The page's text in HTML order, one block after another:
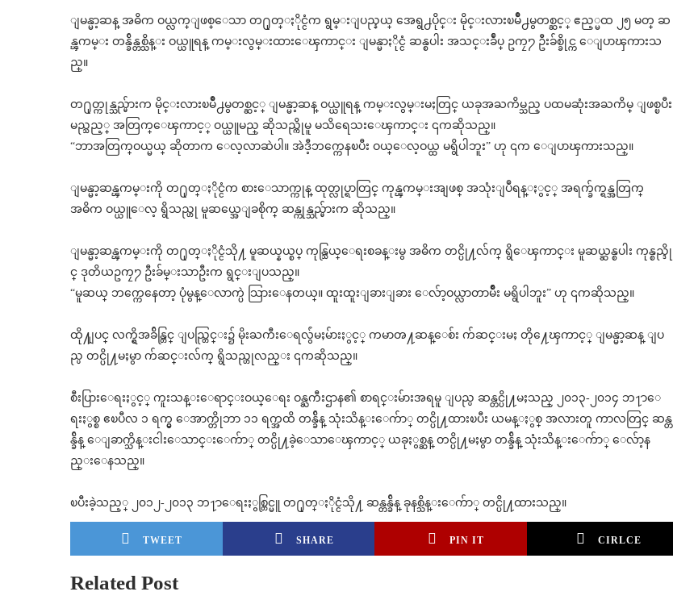
ျမန္မာ့ဆန္ အဓိက ဝယ္လက္ျဖစ္ေသာ တ႐ုတ္ႏိုင္ငံက ရွမ္းျပည္နယ္ အေရွ႕ပိုင္း မိုင္းလားၿမဳိ႕မွတစ္ဆင့္ ဧည့္မထ ၂၅ မတ္ ဆ
န္ၾကမ္း တန္ခ်ိန္တစ္သိန္း ဝယ္ယူရန္ ကမ္းလွမ္းထားေၾကာင္း ျမန္မာႏိုင္ငံ ဆန္စပါး အသင္းခ်ဳပ္ ဥကၠ႒ ဦးခ်စ္ခိုင္က ေျပာၾကားသ
ည္။
တ႐ုတ္ကုန္သည္မ်ားက မိုင္းလားၿမဳိ႕မွတစ္ဆင့္ ျမန္မာ့ဆန္ ဝယ္ယူရန္ ကမ္းလွမ္းမႈတြင္ ယခုအႀကိမ္သည္ ပထမဆုံးအႀကိမ္ ျဖစ္ၿပီး
မည္သည့္ အတြက္ေၾကာင့္ ဝယ္ယူမည္ ဆိုသည္ကိုမူ မသိရေသးေၾကာင္း ၎ကဆိုသည္။
“ဘာအတြက္ဝယ္မယ္ ဆိုတာက ေလ့လာဆဲပါ။ အဲဒီ့ဘက္ကေနၿပီး ဝယ္ေလ့ဝယ္ထ မရွိပါဘူး” ဟု ၎က ေျပာၾကားသည္။
ျမန္မာ့ဆန္ၾကမ္းကို တ႐ုတ္ႏိုင္ငံက စားေသာက္ကုန္ ထုတ္လုပ္ရာတြင္ ကုန္ၾကမ္းအျဖစ္ အသုံးျပဳရန္ႏွင့္ အရက္ခ်က္ရန္အတြက္
အဓိက ဝယ္ယူေလ့ ရွိသည္ဟု မူဆယ္အေျခစိုက္ ဆန္ကုန္သည္မ်ားက ဆိုသည္။
ျမန္မာ့ဆန္ၾကမ္းကို တ႐ုတ္ႏိုင္ငံသို႔ မူဆယ္နယ္စပ္ ကုန္သြယ္ေရးစခန္းမွ အဓိက တင္ပို႔လ်က္ ရွိေၾကာင္း မူဆယ္ဆန္စပါး ကုန္စည္ဒို
င္ ဒုတိယဥကၠ႒ ဦးခ်မ္းသာဦးက ရွင္းျပသည္။
“မူဆယ္ ဘက္ကေနေတာ့ ပုံမွန္ေလာက္ပဲ သြားေနတယ္။ ထူးထူးျခားျခား ေလ်ာ့ဝယ္လာတာမ်ဳိး မရွိပါဘူး” ဟု ၎ကဆိုသည္။
ထို႔ျပင္ လက္ရွိအခ်ိန္တြင္ ျပည္တြင္း၌ မိုးႀကီးေရလွ်ံမႈမ်ားႏွင့္ ကမာၻ႔ဆန္ေစ်း က်ဆင္းမႈ တို႔ေၾကာင့္ ျမန္မာ့ဆန္ ျပ
ည္ပ တင္ပို႔မႈမွာ က်ဆင္းလ်က္ ရွိသည္ဟုလည္း ၎ကဆိုသည္။
စီးပြားေရးႏွင့္ ကူးသန္းေရာင္းဝယ္ေရး ဝန္ႀကီးဌာန၏ စာရင္းမ်ားအရမူ ျပည္ပ ဆန္တင္ပို႔မႈသည္ ၂၀၁၃-၂၀၁၄ ဘ႑ာေ
ရးႏွစ္စ ဧၿပီလ ၁ ရက္မွ ေအာက္တိုဘာ ၁၁ ရက္အထိ တန္ခ်ိန္ သုံးသိန္းေက်ာ္ တင္ပို႔ထားၿပီး ယမန္ႏွစ္ အလားတူ ကာလတြင္ ဆန္တ
န္ခ်ိန္ ေျခာက္သိန္းငါးေသာင္းေက်ာ္ တင္ပို႔ခဲ့ေသာေၾကာင့္ ယခုႏွစ္ဆန္ တင္ပို႔မႈမွာ တန္ခ်ိန္ သုံးသိန္းေက်ာ္ ေလ်ာ့န
ည္းေနသည္။
ၿပီးခဲ့သည့္ ၂၀၁၂-၂၀၁၃ ဘ႑ာေရးႏွစ္တြင္မူ တ႐ုတ္ႏိုင္ငံသို႔ ဆန္တန္ခ်ိန္ ခုနစ္သိန္းေက်ာ္ တင္ပို႔ထားသည္။
TWEET SHARE PIN IT CIRLCE
Related Post